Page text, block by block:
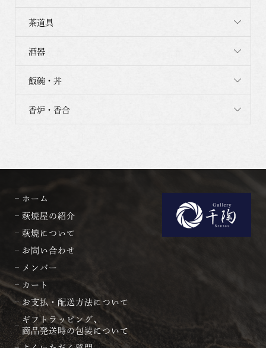
茶道具
酒器
飯碗・丼
香炉・香合
ホーム
萩焼屋の紹介
萩焼について
お問い合わせ
メンバー
カート
お支払・配送方法について
ギフトラッピング、
商品発送時の包装について